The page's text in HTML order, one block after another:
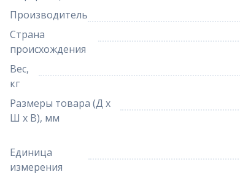
Производитель
Страна
происхождения
Вес,
кг
Размеры товара (Д х
Ш х В), мм
Единица
измерения